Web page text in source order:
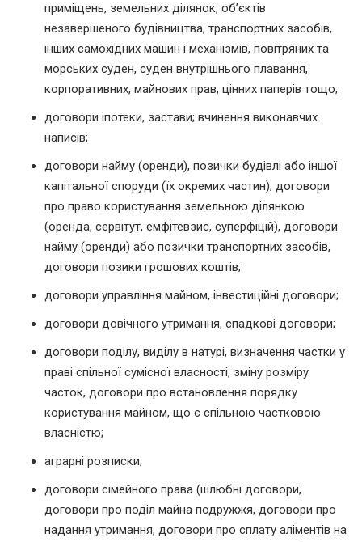
приміщень, земельних ділянок, об’єктів
незавершеного будівництва, транспортних засобів,
інших самохідних машин і механізмів, повітряних та
морських суден, суден внутрішнього плавання,
корпоративних, майнових прав, цінних паперів тощо;
договори іпотеки, застави; вчинення виконавчих
написів;
договори найму (оренди), позички будівлі або іншої
капітальної споруди (їх окремих частин); договори
про право користування земельною ділянкою
(оренда, сервітут, емфітевзис, суперфіцій), договори
найму (оренди) або позички транспортних засобів,
договори позики грошових коштів;
договори управління майном, інвестиційні договори;
договори довічного утримання, спадкові договори;
договори поділу, виділу в натурі, визначення частки у
праві спільної сумісної власності, зміну розміру
часток, договори про встановлення порядку
користування майном, що є спільною частковою
власністю;
аграрні розписки;
договори сімейного права (шлюбні договори,
договори про поділ майна подружжя, договори про
надання утримання, договори про сплату аліментів на